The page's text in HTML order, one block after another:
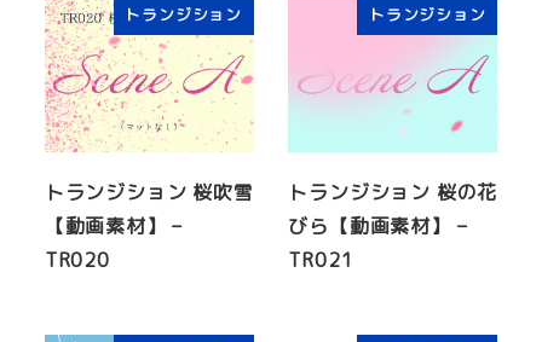
トランジション
トランジション 桜吹雪
【動画素材】 –
TR020
トランジション
トランジション 桜の花
びら【動画素材】 –
TR021